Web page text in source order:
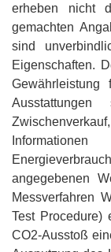
erheben nicht
gemachten
sind
Eigenschaften.
Gewährleistung
angegebenen
Messverfahren
Test Procedure)
CO2-Ausstoß